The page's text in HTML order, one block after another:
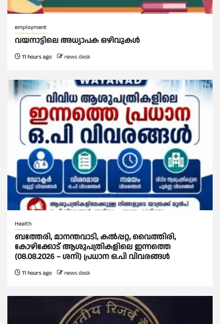
employment
വയനാട്ടിലെ അധ്യാപക ഒഴിവുകൾ
11 hours ago news desk
Health
ബത്തേരി, മാനന്തവാടി, കൽപ്പറ്റ, വൈത്തിരി,
കോഴിക്കോട് ആശുപത്രികളിലെ ഇന്നത്തെ
(08.08.2026 – ശനി) പ്രധാന ഒ.പി വിവരങ്ങൾ
11 hours ago news desk